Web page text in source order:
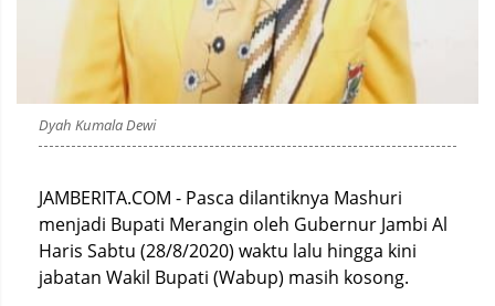
Dyah Kumala Dewi
JAMBERITA.COM - Pasca dilantiknya Mashuri
menjadi Bupati Merangin oleh Gubernur Jambi Al
Haris Sabtu (28/8/2020) waktu lalu hingga kini
jabatan Wakil Bupati (Wabup) masih kosong.